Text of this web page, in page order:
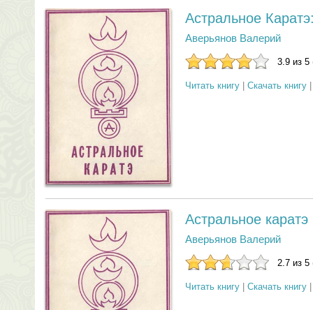
Астральное
Аверьянов Валерий
3.9 из 5
Читать книгу Скачать книгу
Астральное
Аверьянов Валерий
2.7 из 5
Читать книгу Скачать книгу